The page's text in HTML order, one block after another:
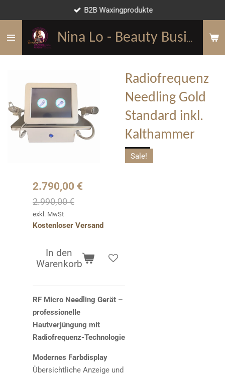
springen
Nina Lo - Beauty Business Mentorin
B2B Waxingprodukte
Radiofrequenz
Needling Gold
Standard inkl.
Kalthammer
Sale!
2.790,00 €
2.990,00 €
exkl. MwSt
Kostenloser Versand
In den
Warenkorb
RF Micro Needling Gerät –
professionelle
Hautverjüngung mit
Radiofrequenz-Technologie
Modernes Farbdisplay
Übersichtliche Anzeige und